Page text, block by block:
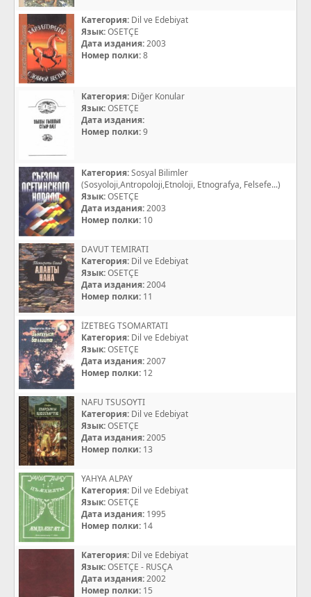
Категория: Dil ve Edebiyat
Язык:OSETÇE
Дата издания:2003
Номер полки:8
Категория: Diğer Konular
Язык:OSETÇE
Дата издания:
Номер полки:9
Категория:Sosyal Bilimler
(Sosyoloji,Antropoloji,Etnoloji, Etnografya, Felsefe...)
Язык:OSETÇE
Дата издания:2003
Номер полки: 10
DAVUT TEMIRATI
Категория: Dil ve Edebiyat
Язык:OSETÇE
Дата издания:2004
Номер полки: 11
İZETBEG TSOMARTATI
Категория: Dil ve Edebiyat
Язык:OSETÇE
Дата издания:2007
Номер полки: 12
NAFU TSUSOYTI
Категория: Dil ve Edebiyat
Язык:OSETÇE
Дата издания:2005
Номер полки: 13
YAHYA ALPAY
Категория: Dil ve Edebiyat
Язык:OSETÇE
Дата издания: 1995
Номер полки: 14
Категория: Dil ve Edebiyat
Язык:OSETÇE - RUSÇA
Дата издания:2002
Номер полки: 15